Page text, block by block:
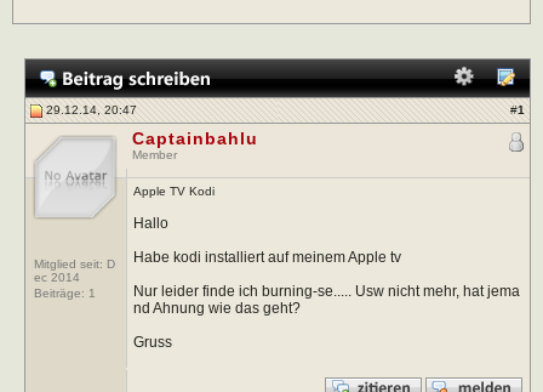
29.12.14, 20:47 #1
Mitglied seit: D
ec 2014
Beiträge: 1
Captainbahlu
Member
Apple TV Kodi
Hallo
Habe kodi installiert auf meinem Apple tv
Nur leider finde ich burning-se..... Usw nicht mehr, hat jema
nd Ahnung wie das geht?
Gruss